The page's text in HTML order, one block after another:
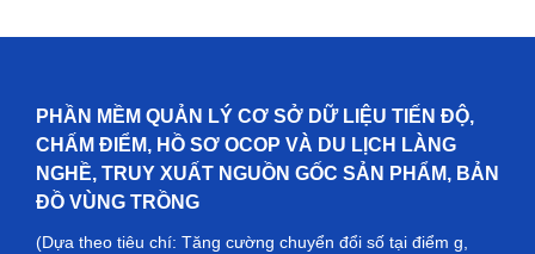
PHẦN MỀM QUẢN LÝ CƠ SỞ DỮ LIỆU TIẾN ĐỘ,
CHẤM ĐIỂM, HỒ SƠ OCOP VÀ DU LỊCH LÀNG
NGHỀ, TRUY XUẤT NGUỒN GỐC SẢN PHẨM, BẢN
ĐỒ VÙNG TRỒNG
(Dựa theo tiêu chí: Tăng cường chuyển đổi số tại điểm g,